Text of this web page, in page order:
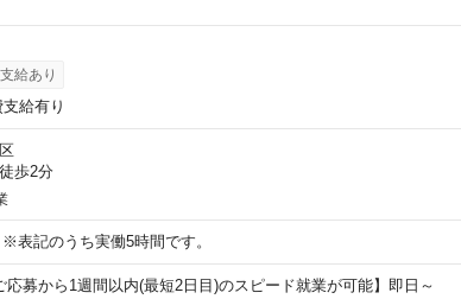
給あり
給有り
歩2分
表記のうち実働5時間です。
応募から1週間以内(最短2日目)のスピード就業が可能】即日～